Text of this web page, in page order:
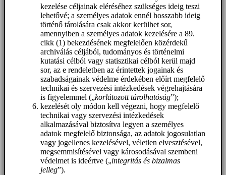
kezelése céljainak eléréséhez szükséges ideig teszi
lehetővé; a személyes adatok ennél hosszabb ideig
történő tárolására csak akkor kerülhet sor,
amennyiben a személyes adatok kezelésére a 89.
cikk (1) bekezdésének megfelelően közérdekű
archiválás céljából, tudományos és történelmi
kutatási célból vagy statisztikai célból kerül majd
sor, az e rendeletben az érintettek jogainak és
szabadságainak védelme érdekében előírt megfelelő
technikai és szervezési intézkedések végrehajtására
is figyelemmel („korlátozott tárolhatóság”);
kezelését oly módon kell végezni, hogy megfelelő
technikai vagy szervezési intézkedések
alkalmazásával biztosítva legyen a személyes
adatok megfelelő biztonsága, az adatok jogosulatlan
vagy jogellenes kezelésével, véletlen elvesztésével,
megsemmisítésével vagy károsodásával szembeni
védelmet is ideértve („integritás és bizalmas
jelleg”).